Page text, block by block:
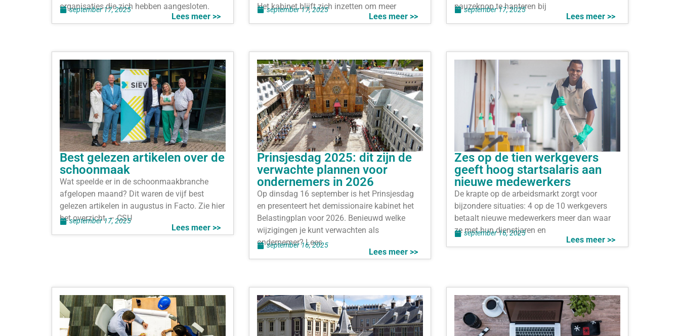
organisaties die zich hebben aangesloten.
Lees meer >>
september 17, 2025
Het kabinet blijft zich inzetten om meer
Lees meer >>
september 17, 2025
pauzeknop te hanteren bij
Lees meer >>
september 17, 2025
Best gelezen artikelen over de
schoonmaak
Wat speelde er in de schoonmaakbranche
afgelopen maand? Dit waren de vijf best
gelezen artikelen in augustus in Facto. Zie hier
het overzicht. – CSU
Lees meer >>
september 17, 2025
Prinsjesdag 2025: dit zijn de
verwachte plannen voor
ondernemers in 2026
Op dinsdag 16 september is het Prinsjesdag
en presenteert het demissionaire kabinet het
Belastingplan voor 2026. Benieuwd welke
wijzigingen je kunt verwachten als
ondernemer? Lees
Lees meer >>
september 16, 2025
Zes op de tien werkgevers
geeft hoog startsalaris aan
nieuwe medewerkers
De krapte op de arbeidsmarkt zorgt voor
bijzondere situaties: 4 op de 10 werkgevers
betaalt nieuwe medewerkers meer dan waar
ze met hun dienstjaren en
Lees meer >>
september 16, 2025